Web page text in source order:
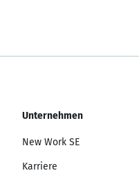
Unternehmen
New Work SE
Karriere